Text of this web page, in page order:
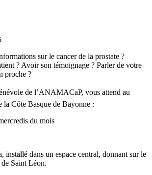
sur le cancer de la prostate ?
? Avoir son témoignage ? Parler de votre
proche ?
de l’ANAMACaP, vous attend au
la Côte Basque de Bayonne :
du mois
installé dans un espace central, donnant sur le
Saint Léon.